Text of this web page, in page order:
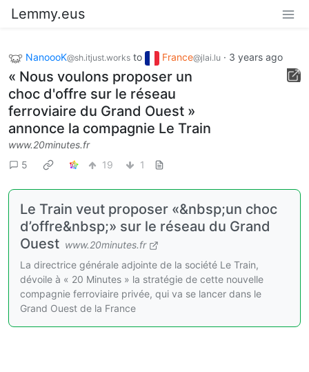
Lemmy.eus
NanoooK@sh.itjust.works to France@jlai.lu · 3 years ago
« Nous voulons proposer un
choc d'offre sur le réseau
ferroviaire du Grand Ouest »
annonce la compagnie Le Train
www.20minutes.fr
5
19 1
Le Train veut proposer «&nbsp;un choc
d’offre&nbsp;» sur le réseau du Grand
Ouest www.20minutes.fr
La directrice générale adjointe de la société Le Train,
dévoile à « 20 Minutes » la stratégie de cette nouvelle
compagnie ferroviaire privée, qui va se lancer dans le
Grand Ouest de la France